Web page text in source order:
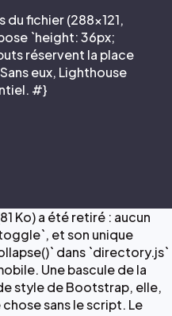
fichier (288×121,
`height: 36px;
réservent la place
eux, Lighthouse
#}
Ko) a été retiré : aucun
et son unique
dans `directory.js`
Une bascule de la
style de Bootstrap, elle,
sans le script. Le